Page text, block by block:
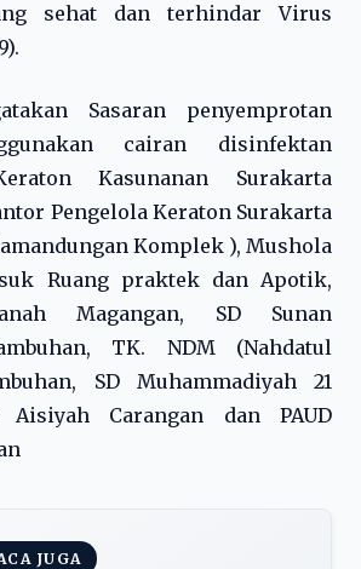
sehat dan terhindar Virus
Sasaran penyemprotan
cairan disinfektan
Kasunanan Surakarta
Pengelola Keraton Surakarta
Komplek ), Mushola
Ruang praktek dan Apotik,
Magangan, SD Sunan
TK. NDM (Nahdatul
SD Muhammadiyah 21
Aisiyah Carangan dan PAUD
JUGA